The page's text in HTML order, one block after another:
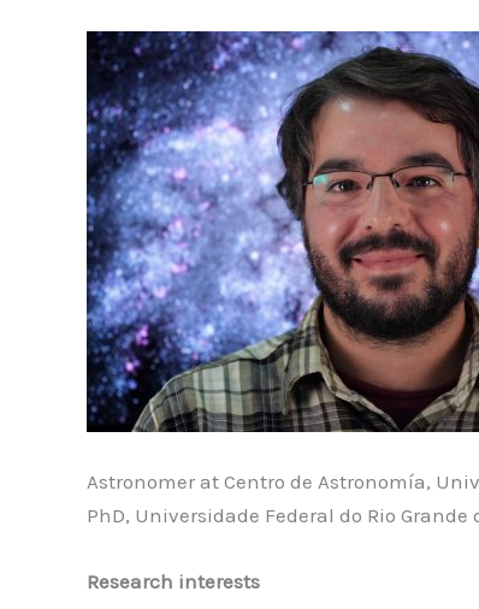
Astronomer at Centro de Astronomía,
PhD, Universidade Federal do Rio Grande
Research interests